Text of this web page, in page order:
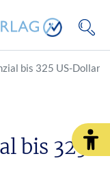
bis 325 US-Dollar
bis 325